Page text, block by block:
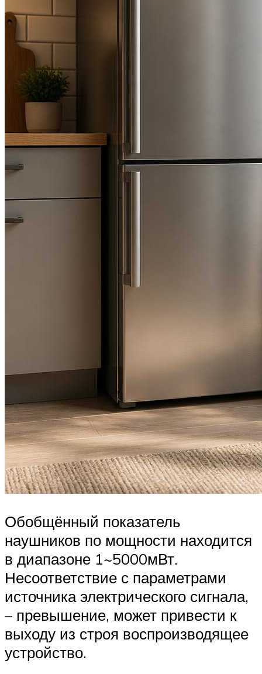
Обобщённый показатель
наушников по мощности находится
в диапазоне 1~5000мВт.
Несоответствие с параметрами
источника электрического сигнала,
– превышение, может привести к
выходу из строя воспроизводящее
устройство.